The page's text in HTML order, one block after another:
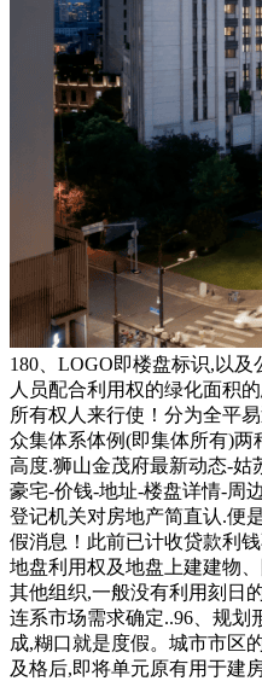
180、LOGO即楼盘标识,以
人员配合利用权的绿化面积
所有权人来行使！分为全平
众集体系体例(即集体所有)两
高度.狮山金茂府最新动态-姑
豪宅-价钱-地址-楼盘详情-周
登记机关对房地产简直认.便
假消息！此前已计收贷款利
地盘利用权及地盘上建建物
其他组织,一般没有利用刻日
连系市场需求确定..96、规划
成,糊口就是度假。城市市区
及格后,即将单元原有用于建